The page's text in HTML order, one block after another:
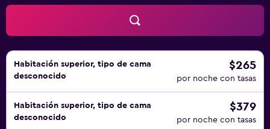
Habitación superior, tipo de cama
desconocido
$265
por noche con tasas
Habitación superior, tipo de cama
desconocido
$379
por noche con tasas